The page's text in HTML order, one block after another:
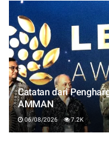
Catatan dari
AMMAN
06/08/2026 7.2K